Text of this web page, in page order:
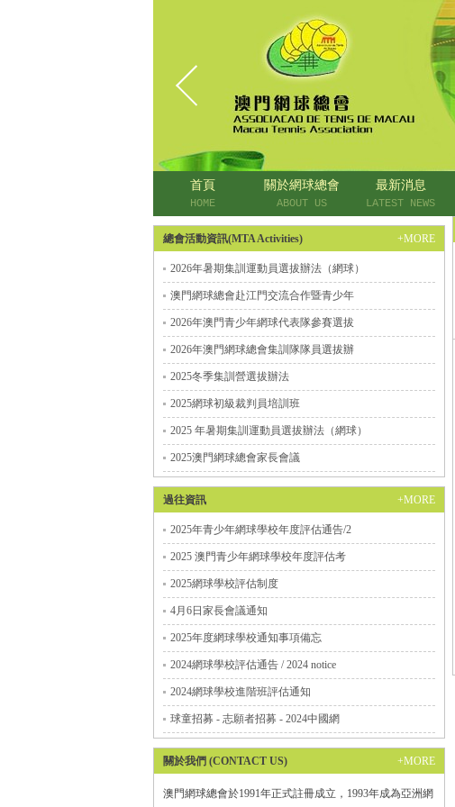
首頁
HOME
關於網球總會
ABOUT US
最新消息
LATEST NEWS
總會活動資訊(MTA Activities) +MORE
2026年暑期集訓運動員選拔辦法（網球）
澳門網球總會赴江門交流合作暨青少年
2026年澳門青少年網球代表隊參賽選拔
2026年澳門網球總會集訓隊隊員選拔辦
2025冬季集訓營選拔辦法
2025網球初級裁判員培訓班
2025 年暑期集訓運動員選拔辦法（網球）
2025澳門網球總會家長會議
過往資訊 +MORE
2025年青少年網球學校年度評估通告/2
2025 澳門青少年網球學校年度評估考
2025網球學校評估制度
4月6日家長會議通知
2025年度網球學校通知事項備忘
2024網球學校評估通告 / 2024 notice
2024網球學校進階班評估通知
球童招募 - 志願者招募 - 2024中國網
關於我們 (CONTACT US) +MORE
澳門網球總會於1991年正式註冊成立，1993年成為亞洲網